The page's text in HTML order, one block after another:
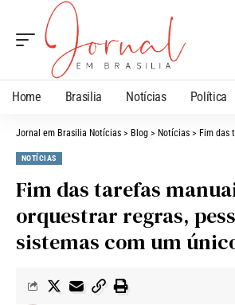
Home Brasilia Notícias Política
Jornal em Brasilia Notícias > Blog > Notícias > Fim das tarefas
NOTÍCIAS
Fim das tarefas
orquestrar regras,
sistemas com um